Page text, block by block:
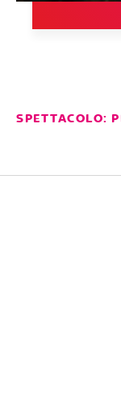
SPETTACOLO: